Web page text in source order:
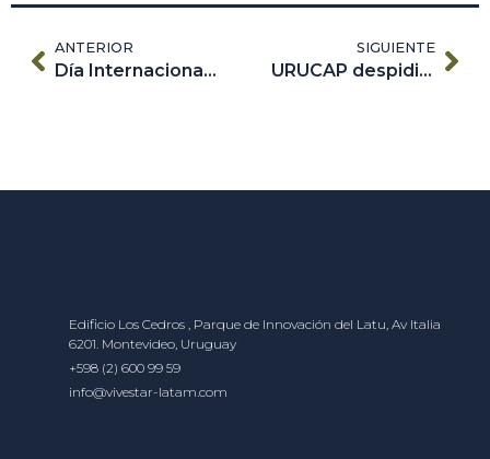
ANTERIOR
Día Internacional contra el Cambio Climático
SIGUIENTE
URUCAP despidió el 2022 con grandes apuestas para el año entrante
Edificio Los Cedros , Parque de Innovación del Latu, Av Italia
6201. Montevideo, Uruguay
+598 (2) 600 99 59
info@vivestar-latam.com